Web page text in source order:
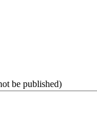
be published)